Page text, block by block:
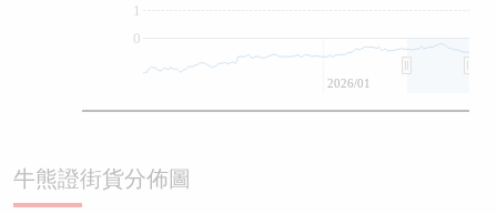
0
1
2026/01
牛熊證街貨分佈圖